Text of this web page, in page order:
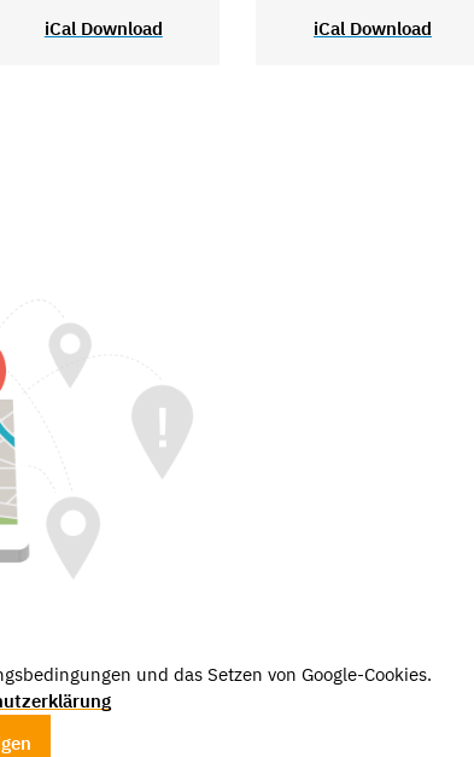
iCal Download iCal Download
und das Setzen von Google-Cookies.